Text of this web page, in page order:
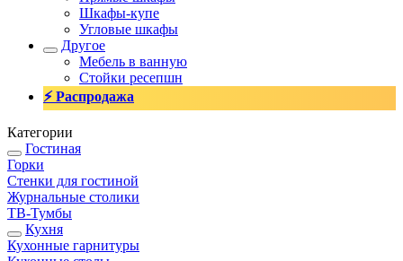
Шкафы-купе
Угловые шкафы
Другое
Мебель в ванную
Стойки ресепшн
⚡ Распродажа
Категории
Гостиная
Горки
Стенки для гостиной
Журнальные столики
TВ-Тумбы
Кухня
Кухонные гарнитуры